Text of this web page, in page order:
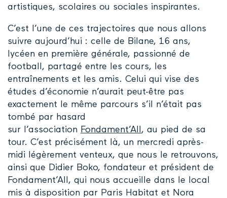
artistiques, scolaires ou sociales inspirantes.
C’est l’une de ces trajectoires que nous allons
suivre aujourd’hui : celle de Bilane, 16 ans,
lycéen en première générale, passionné de
football, partagé entre les cours, les
entraînements et les amis. Celui qui vise des
études d’économie n’aurait peut-être pas
exactement le même parcours s’il n’était pas
tombé par hasard
sur
l’association Fondament’All , au pied de sa
tour. C’est précisément là, un mercredi après-
midi légèrement venteux, que nous le retrouvons,
ainsi que Didier Boko, fondateur et président de
Fondament’All, qui nous accueille dans le local
mis à disposition par Paris Habitat et Nora